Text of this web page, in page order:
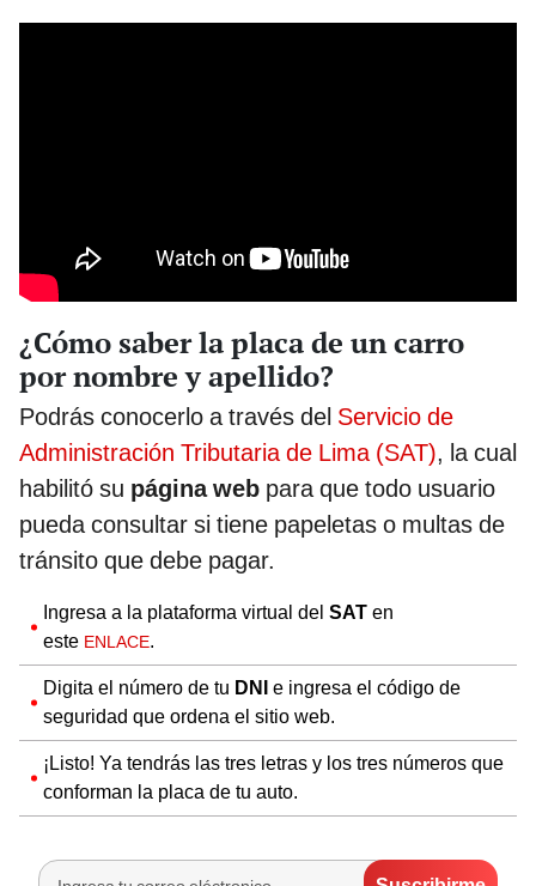
¿Cómo saber la placa de un carro
por nombre y apellido?
Podrás conocerlo a través del Servicio de
Administración Tributaria de Lima (SAT), la cual
habilitó su página web para que todo usuario
pueda consultar si tiene papeletas o multas de
tránsito que debe pagar.
Ingresa a la plataforma virtual del SAT en
este ENLACE.
Digita el número de tu DNI e ingresa el código de
seguridad que ordena el sitio web.
¡Listo! Ya tendrás las tres letras y los tres números que
conforman la placa de tu auto.